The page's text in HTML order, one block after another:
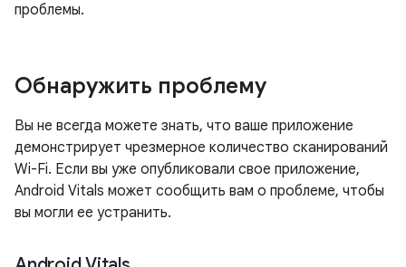
проблемы.
Обнаружить проблему
Вы не всегда можете знать, что ваше приложение
демонстрирует чрезмерное количество сканирований
Wi-Fi. Если вы уже опубликовали свое приложение,
Android Vitals может сообщить вам о проблеме, чтобы
вы могли ее устранить.